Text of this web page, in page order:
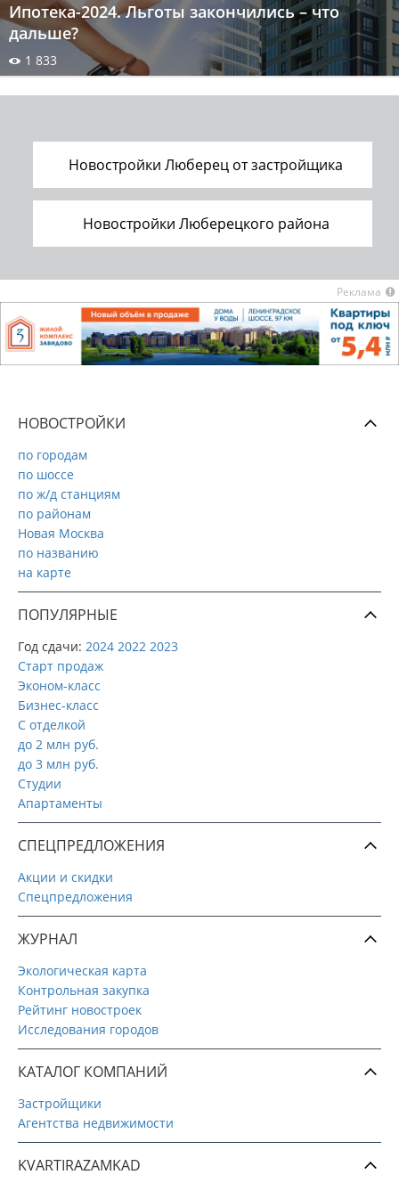
Ипотека-2024. Льготы закончились – что
дальше?
1 833
Новостройки Люберец от застройщика
Новостройки Люберецкого района
Реклама
НОВОСТРОЙКИ
по городам
по шоссе
по ж/д станциям
по районам
Новая Москва
по названию
на карте
ПОПУЛЯРНЫЕ
Год сдачи: 2024 2022 2023
Старт продаж
Эконом-класс
Бизнес-класс
С отделкой
до 2 млн руб.
до 3 млн руб.
Студии
Апартаменты
СПЕЦПРЕДЛОЖЕНИЯ
Акции и скидки
Спецпредложения
ЖУРНАЛ
Экологическая карта
Контрольная закупка
Рейтинг новостроек
Исследования городов
КАТАЛОГ КОМПАНИЙ
Застройщики
Агентства недвижимости
KVARTIRAZAMKAD